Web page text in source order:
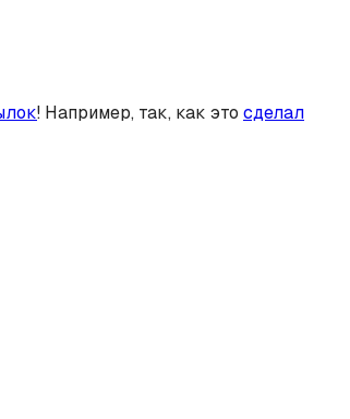
! Например, так, как это сделал